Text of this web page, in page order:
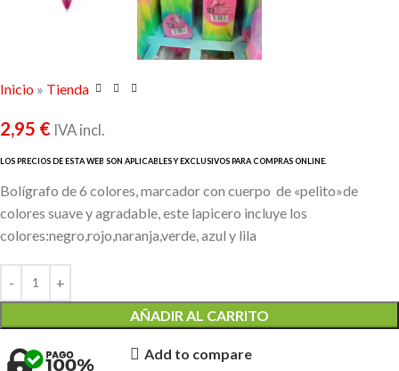
Inicio » Tienda
2,95 € IVA incl.
Bolígrafo de 6 colores, marcador con cuerpo de «pelito»de
colores suave y agradable, este lapicero incluye los
colores:negro,rojo,naranja,verde, azul y lila
AÑADIR AL CARRITO
Add to compare